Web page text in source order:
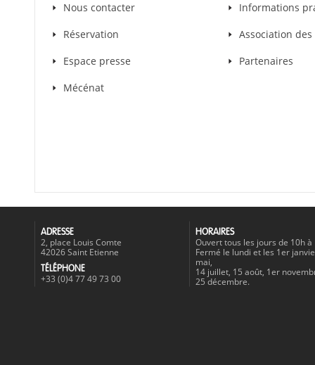
Nous contacter
Informations
Réservation
Association
Espace presse
Partenaires
Mécénat
ADRESSE
2, place Louis Comte
42026 Saint Etienne
TÉLÉPHONE
+33 (0)4 77 49 73 00
HORAIRES
Ouvert tous les jours de 10h à
Fermé le lundi et les 1er
mai,
14 juillet, 15 août, 1er
25 décembre.